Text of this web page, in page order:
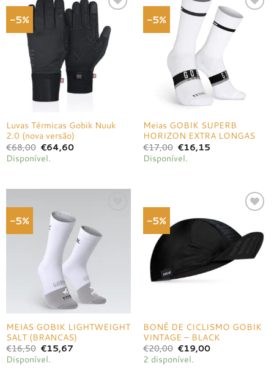
-5%
Adicionar
à lista de
desejos
Luvas Térmicas Gobik Nuuk
2.0 (nova versão)
€68,00 O
preço
original
€64,60O
Disponível.
-5%
Adicionar
à lista de
desejos
Meias GOBIK SUPERB
HORIZON EXTRA LONGAS
€17,00 O
preço
original
€16,15O
Disponível.
-5%
à lista de
desejos
MEIAS GOBIK LIGHTWEIGHT
SALT (BRANCAS)
€16,50 O
preço
original
€15,67O
Disponível.
-5%
à lista de
desejos
BONÉ DE CICLISMO GOBIK
VINTAGE – BLACK
€20,00 O
preço
original
€19,00O
2 disponível.